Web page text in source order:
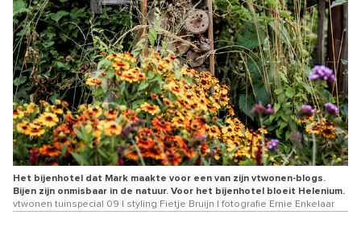
Het bijenhotel dat Mark maakte voor een van zijn vtwonen-blogs.
Bijen zijn onmisbaar in de natuur. Voor het bijenhotel bloeit Helenium.
vtwonen tuinspecial 09 | styling Fietje Bruijn | fotografie Ernie Enkelaar